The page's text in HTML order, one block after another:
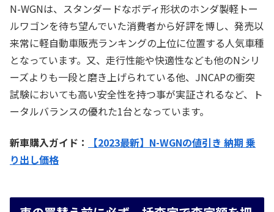
N-WGNは、スタンダードなボディ形状のホンダ製軽トー
ルワゴンを待ち望んでいた消費者から好評を博し、発売以
来常に軽自動車販売ランキングの上位に位置する人気車種
となっています。又、走行性能や快適性なども他のNシリ
ーズよりも一段と磨き上げられている他、JNCAPの衝突
試験においても高い安全性を持つ事が実証されるなど、ト
ータルバランスの優れた1台となっています。
新車購入ガイド：
【2023最新】N-WGNの値引き 納期 乗
り出し価格